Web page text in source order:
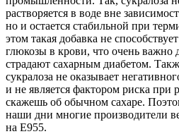
растворяется в воде вне
но и остается стабильной при
этом такая добавка не
глюкозы в крови, что очень важно
страдают сахарным диабетом.
сукралоза не оказывает
и не является фактором риска при
скажешь об обычном сахаре.
наши дни многие производители
на Е955.